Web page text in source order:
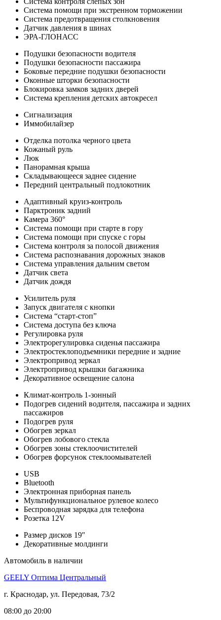
Система помощи при экстренном торможении
Система предотвращения столкновения
Датчик давления в шинах
ЭРА-ГЛОНАСС
Подушки безопасности водителя
Подушки безопасности пассажира
Боковые передние подушки безопасности
Оконные шторки безопасности
Блокировка замков задних дверей
Система крепления детских автокресел
Сигнализация
Иммобилайзер
Отделка потолка черного цвета
Кожаный руль
Люк
Панорамная крыша
Складывающееся заднее сидение
Передний центральный подлокотник
Адаптивный круиз-контроль
Парктроник задний
Камера 360°
Система помощи при старте в гору
Система помощи при спуске с горы
Система контроля за полосой движения
Система распознавания дорожных знаков
Система управления дальним светом
Датчик света
Датчик дождя
Усилитель руля
Запуск двигателя с кнопки
Система “старт-стоп”
Система доступа без ключа
Регулировка руля
Электрорегулировка сиденья пассажира
Электростеклоподъемники передние и задние
Электропривод зеркал
Электропривод крышки багажника
Декоративное освещение салона
Климат-контроль 1-зонный
Подогрев сидений водителя, пассажира и задних
пассажиров
Подогрев руля
Обогрев зеркал
Обогрев лобового стекла
Обогрев зоны стеклоочистителей
Обогрев форсунок стеклоомывателей
USB
Bluetooth
Электронная приборная панель
Мультифункциональное рулевое колесо
Беспроводная зарядка для телефона
Розетка 12V
Размер дисков 19″
Декоративные молдинги
Автомобиль в наличии
GEELY Оптима Центральный
г. Краснодар, ул. Передовая, 73/2
08:00 до 20:00